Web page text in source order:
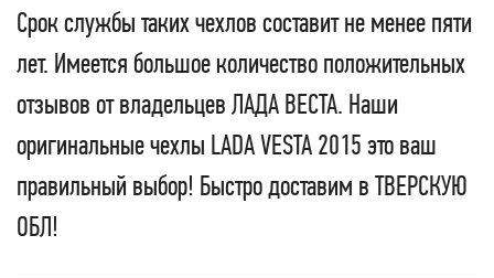
Срок службы таких чехлов составит не менее пяти
лет. Имеется большое количество положительных
отзывов от владельцев ЛАДА ВЕСТА. Наши
оригинальные чехлы LADA VESTA 2015 это ваш
правильный выбор! Быстро доставим в ТВЕРСКУЮ
ОБЛ!